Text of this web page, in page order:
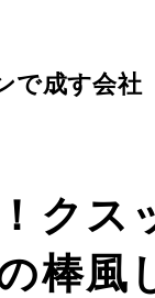
で成す会社
クス
棒風